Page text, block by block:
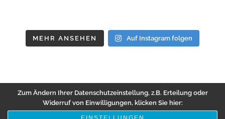
MEHR ANSEHEN Auf Instagram folgen
Zum Ändern Ihrer Datenschutzeinstellung, z.B. Erteilung oder
Widerruf von Einwilligungen, klicken Sie hier: